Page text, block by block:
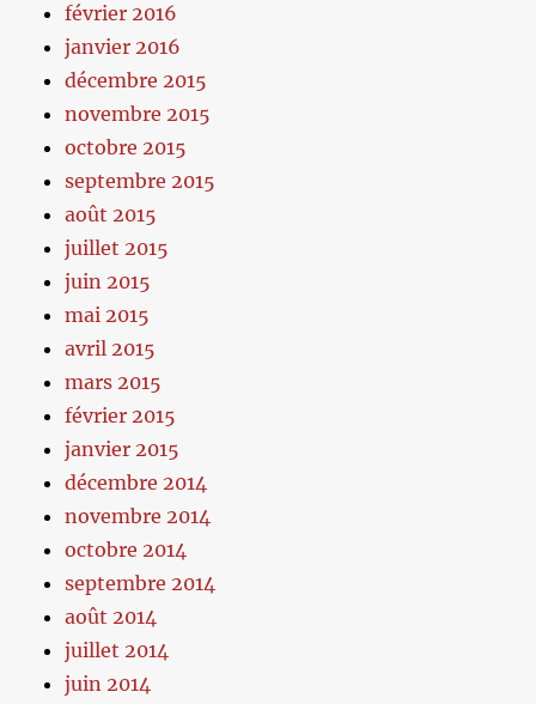
février 2016
janvier 2016
décembre 2015
novembre 2015
octobre 2015
septembre 2015
août 2015
juillet 2015
juin 2015
mai 2015
avril 2015
mars 2015
février 2015
janvier 2015
décembre 2014
novembre 2014
octobre 2014
septembre 2014
août 2014
juillet 2014
juin 2014